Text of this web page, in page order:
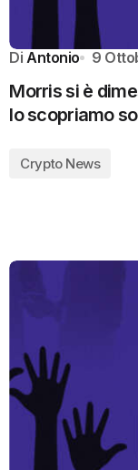
Di Antonio 9
Morris si è
lo scopriamo
Crypto News